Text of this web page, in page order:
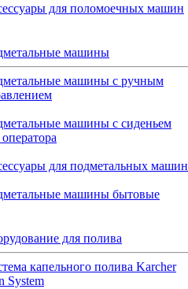
для поломоечных машин
машины
машины с ручным
машины с сиденьем
оператора
для подметальных машин
машины бытовые
для полива
капельного полива Karcher
System